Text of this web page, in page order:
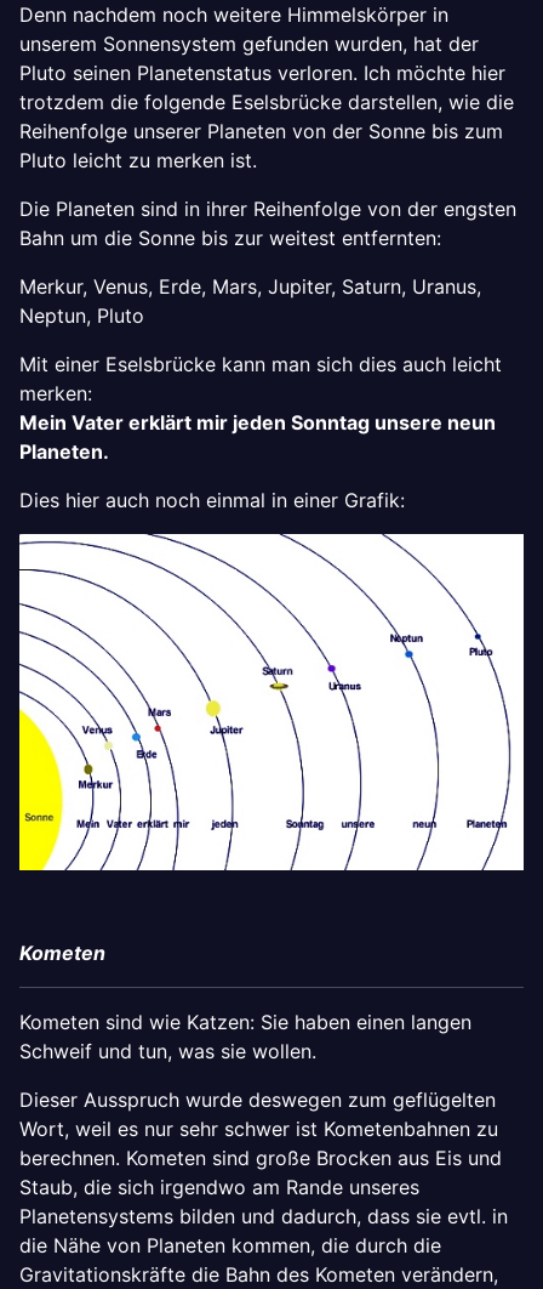
Denn nachdem noch weitere Himmelskörper in
unserem Sonnensystem gefunden wurden, hat der
Pluto seinen Planetenstatus verloren. Ich möchte hier
trotzdem die folgende Eselsbrücke darstellen, wie die
Reihenfolge unserer Planeten von der Sonne bis zum
Pluto leicht zu merken ist.
Die Planeten sind in ihrer Reihenfolge von der engsten
Bahn um die Sonne bis zur weitest entfernten:
Merkur, Venus, Erde, Mars, Jupiter, Saturn, Uranus,
Neptun, Pluto
Mit einer Eselsbrücke kann man sich dies auch leicht
merken:
Mein Vater erklärt mir jeden Sonntag unsere neun
Planeten.
Dies hier auch noch einmal in einer Grafik:
Kometen
Kometen sind wie Katzen: Sie haben einen langen
Schweif und tun, was sie wollen.
Dieser Ausspruch wurde deswegen zum geflügelten
Wort, weil es nur sehr schwer ist Kometenbahnen zu
berechnen. Kometen sind große Brocken aus Eis und
Staub, die sich irgendwo am Rande unseres
Planetensystems bilden und dadurch, dass sie evtl. in
die Nähe von Planeten kommen, die durch die
Gravitationskräfte die Bahn des Kometen verändern,